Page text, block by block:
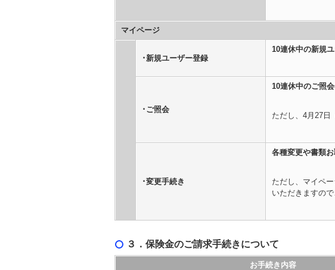
マイページ
･新規ユーザー登録
10連休中の新規
･ご照会
10連休中のご照会
ただし、4月27日
･変更手続き
各種変更や書類お
ただし、マイペ
いただきますの
３．保険金のご請求手続きについて
お手続き内容